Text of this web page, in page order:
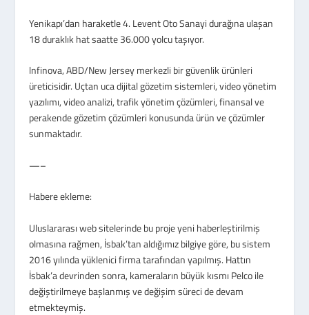
Yenikapı’dan haraketle 4. Levent Oto Sanayi durağına ulaşan
18 duraklık hat saatte 36.000 yolcu taşıyor.
lnfinova, ABD/New Jersey merkezli bir güvenlik ürünleri
üreticisidir. Uçtan uca dijital gözetim sistemleri, video yönetim
yazılımı, video analizi, trafik yönetim çözümleri, finansal ve
perakende gözetim çözümleri konusunda ürün ve çözümler
sunmaktadır.
—–
Habere ekleme:
Uluslararası web sitelerinde bu proje yeni haberleştirilmiş
olmasına rağmen, İsbak’tan aldığımız bilgiye göre, bu sistem
2016 yılında yüklenici firma tarafından yapılmış. Hattın
İsbak’a devrinden sonra, kameraların büyük kısmı Pelco ile
değiştirilmeye başlanmış ve değişim süreci de devam
etmekteymiş.